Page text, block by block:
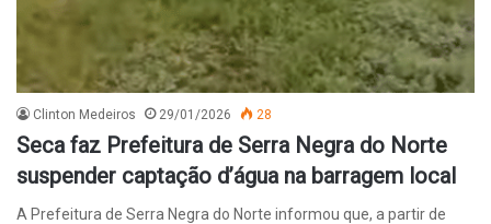
Clinton Medeiros 29/01/2026 28
Seca faz Prefeitura de Serra Negra do Norte
suspender captação d’água na barragem local
A Prefeitura de Serra Negra do Norte informou que, a partir de